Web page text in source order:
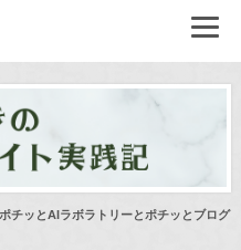
ポチッとAIラボラトリーとポチッとブログ